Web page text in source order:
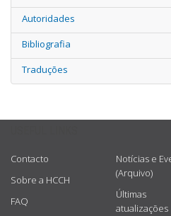
Autoridades
Bibliografia
Traduções
Contacto
Sobre a HCCH
FAQ
Notícias e
(Arquivo)
Últimas
atualizações